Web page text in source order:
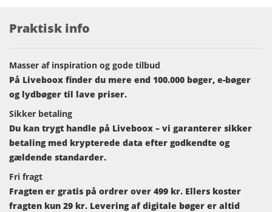
Praktisk info
Masser af inspiration og gode tilbud
På Liveboox finder du mere end 100.000 bøger, e-bøger
og lydbøger til lave priser.
Sikker betaling
Du kan trygt handle på Liveboox – vi garanterer sikker
betaling med krypterede data efter godkendte og
gældende standarder.
Fri fragt
Fragten er gratis på ordrer over 499 kr. Ellers koster
fragten kun 29 kr. Levering af digitale bøger er altid